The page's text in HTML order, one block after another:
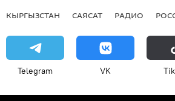
КЫРГЫЗСТАН САЯСАТ РАДИО
Telegram VK